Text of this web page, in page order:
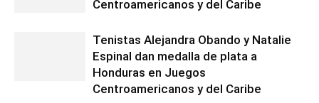
Centroamericanos y del Caribe
Tenistas Alejandra Obando y Natalie
Espinal dan medalla de plata a
Honduras en Juegos
Centroamericanos y del Caribe